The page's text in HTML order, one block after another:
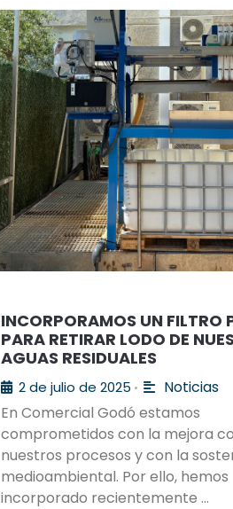
INCORPORAMOS UN FILTRO
PARA RETIRAR LODO DE
AGUAS RESIDUALES
2 de julio de 2025 •
Noticias
En Comercial Godó estamos
comprometidos con la mejora
nuestros procesos y con la
medioambiental. Por ello, hemos
incorporado recientemente …